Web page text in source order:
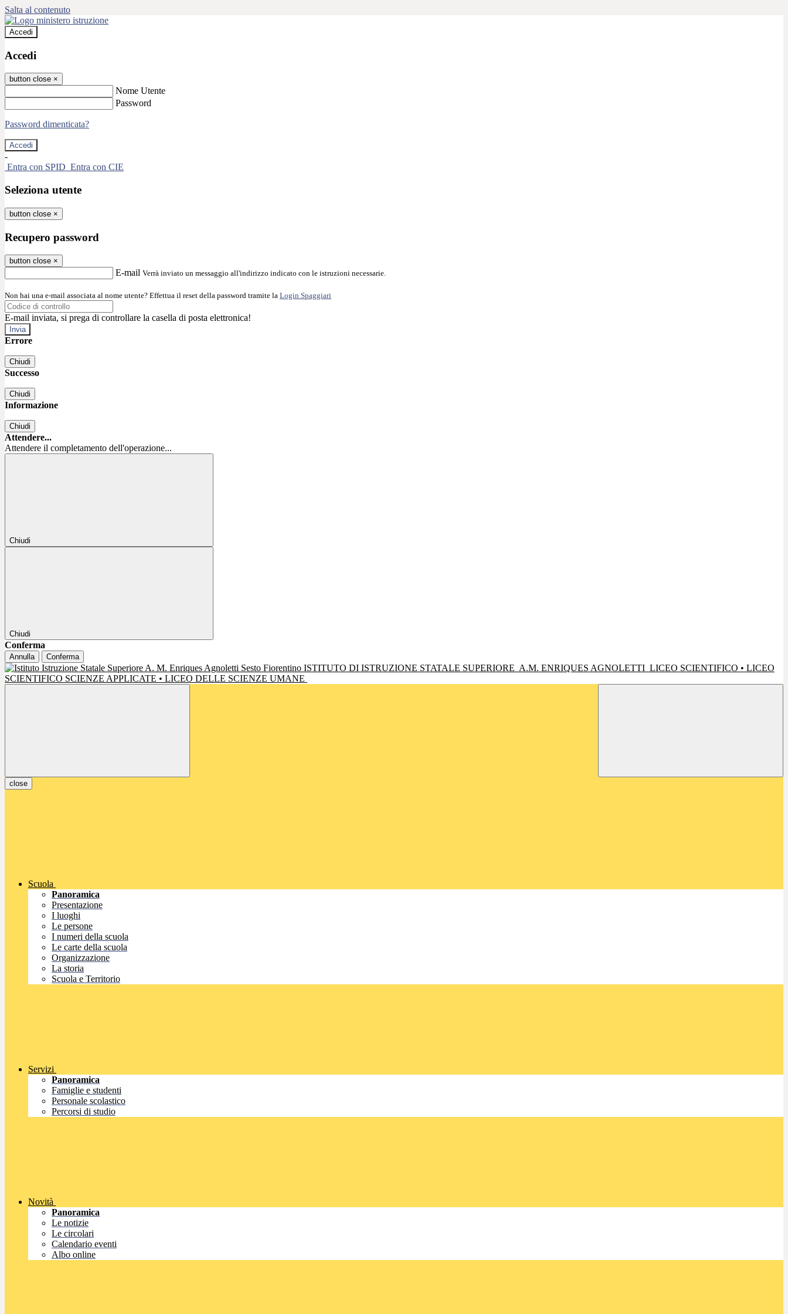
Salta al contenuto
Accedi
Accedi
button close ×
Nome Utente
Password
Password dimenticata?
-
Entra con SPID Entra con CIE
Seleziona utente
button close ×
Recupero password
button close ×
E-mail Verrà inviato un messaggio all'indirizzo indicato con le istruzioni necessarie.
Non hai una e-mail associata al nome utente? Effettua il reset della password tramite la Login Spaggiari
E-mail inviata, si prega di controllare la casella di posta elettronica!
Errore
Chiudi
Successo
Chiudi
Informazione
Chiudi
Attendere...
Attendere il completamento dell'operazione...
Chiudi
Chiudi
Conferma
Annulla Conferma
ISTITUTO DI ISTRUZIONE STATALE SUPERIORE A.M. ENRIQUES AGNOLETTI LICEO SCIENTIFICO • LICEO
SCIENTIFICO SCIENZE APPLICATE • LICEO DELLE SCIENZE UMANE
close
Scuola
Panoramica
Presentazione
I luoghi
Le persone
I numeri della scuola
Le carte della scuola
Organizzazione
La storia
Scuola e Territorio
Servizi
Panoramica
Famiglie e studenti
Personale scolastico
Percorsi di studio
Novità
Panoramica
Le notizie
Le circolari
Calendario eventi
Albo online